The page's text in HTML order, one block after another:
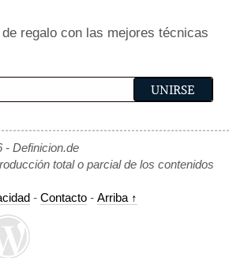
regalo con las mejores técnicas
- Definicion.de
total o parcial de los contenidos
- Contacto - Arriba ↑